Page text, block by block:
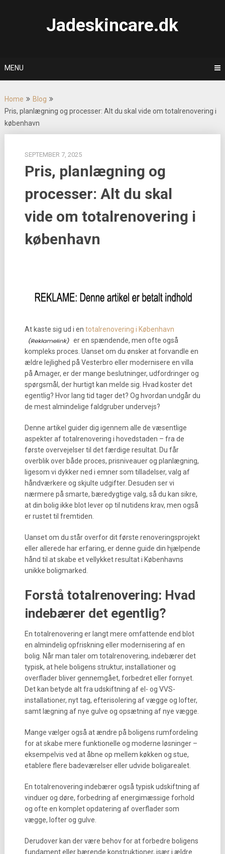
Jadeskincare.dk
MENU
Home
Blog
Pris, planlægning og processer: Alt du skal vide om totalrenovering i
københavn
SEPTEMBER 7, 2025
Pris, planlægning og
processer: Alt du skal
vide om totalrenovering i
københavn
At kaste sig ud i en totalrenovering i København
er en spændende, men ofte også
kompleks proces. Uanset om du ønsker at forvandle en
ældre lejlighed på Vesterbro eller modernisere en villa
på Amager, er der mange beslutninger, udfordringer og
spørgsmål, der hurtigt kan melde sig. Hvad koster det
egentlig? Hvor lang tid tager det? Og hvordan undgår du
de mest almindelige faldgruber undervejs?
Denne artikel guider dig igennem alle de væsentlige
aspekter af totalrenovering i hovedstaden – fra de
første overvejelser til det færdige resultat. Du får
overblik over både proces, prisniveauer og planlægning,
ligesom vi dykker ned i emner som tilladelser, valg af
håndværkere og skjulte udgifter. Desuden ser vi
nærmere på smarte, bæredygtige valg, så du kan sikre,
at din bolig ikke blot lever op til nutidens krav, men også
er rustet til fremtiden.
Uanset om du står overfor dit første renoveringsprojekt
eller allerede har erfaring, er denne guide din hjælpende
hånd til at skabe et vellykket resultat i Københavns
unikke boligmarked.
Forstå totalrenovering: Hvad
indebærer det egentlig?
En totalrenovering er langt mere omfattende end blot
en almindelig opfriskning eller modernisering af en
bolig. Når man taler om totalrenovering, indebærer det
typisk, at hele boligens struktur, installationer og
overflader bliver gennemgået, forbedret eller fornyet.
Det kan betyde alt fra udskiftning af el- og VVS-
installationer, nyt tag, efterisolering af vægge og lofter,
samt lægning af nye gulve og opsætning af nye vægge.
Mange vælger også at ændre på boligens rumfordeling
for at skabe mere funktionelle og moderne løsninger –
eksempelvis ved at åbne op mellem køkken og stue,
etablere flere badeværelser eller udvide boligarealet.
En totalrenovering indebærer også typisk udskiftning af
vinduer og døre, forbedring af energimæssige forhold
og ofte en komplet opdatering af overflader som
vægge, lofter og gulve.
Derudover kan der være behov for at forbedre boligens
fundament eller bærende konstruktioner, især i ældre